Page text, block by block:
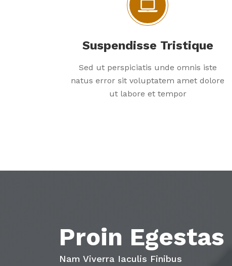
Suspendisse Tristique
Sed ut perspiciatis unde omnis iste
natus error sit voluptatem amet dolore
ut labore et tempor
Proin Egestas
Nam Viverra Iaculis Finibus